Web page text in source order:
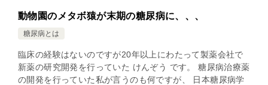
動物園のメタボ猿が末期の糖尿病に、、、
糖尿病とは
臨床の経験はないのですが20年以上にわたって製薬会社で
新薬の研究開発を行っていた けんぞう です。 糖尿病治療薬
の開発を行っていた私が言うのも何ですが、 日本糖尿病学